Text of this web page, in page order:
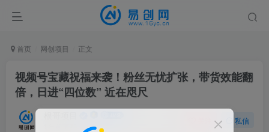
首页 网创项目 正文
视频号宝藏祝福来袭！粉丝无忧扩张，带货效能翻
倍，日进“四位数” 近在咫尺
私信